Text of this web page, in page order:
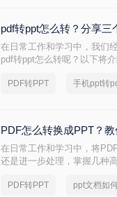
pdf转ppt怎么转？分享三
在日常工作和学习中，我们
pdf转ppt怎么转呢？以下将
PDF转PPT
PDF怎么转换成PPT？教
在日常工作和学习中，将
还是进一步处理，掌握几种
PDF转PPT